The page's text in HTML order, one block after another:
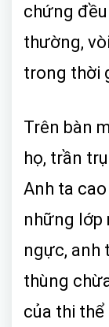
chứng
thường,
trong thời
Trên bàn
họ, trần
Anh ta
những lớp
ngực, anh
thùng
của thi